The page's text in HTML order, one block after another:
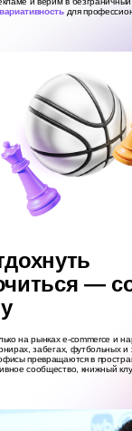
вариативностьдля
—
на рынках e‑commerce и
забегах, футбольных и
превращаются в
сообщество, книжный